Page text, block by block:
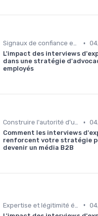
Signaux de confiance et sourcing •
L'impact des interviews
dans une stratégie
employés
Construire l'autorité d'un média •
Comment les interviews
renforcent votre stratégie
devenir un média B2B
•